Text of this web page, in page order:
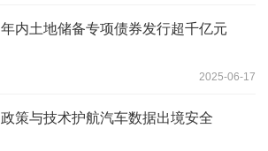
年内土地储备专项债券发行超千亿元
2025-06-17
政策与技术护航汽车数据出境安全